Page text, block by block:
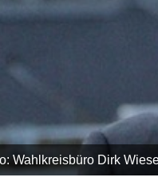
Wahlkreisbüro Dirk